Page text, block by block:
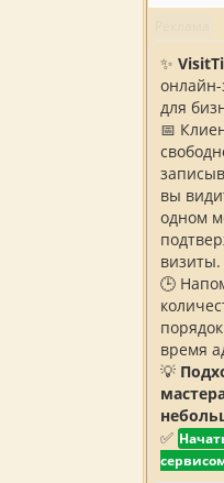
✨
для
📅
вы
одном
визиты.
🕒
время
💡
✅